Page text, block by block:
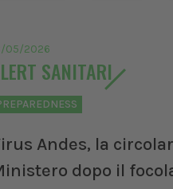
05/2026
SANITARI
Andes, la
dopo il